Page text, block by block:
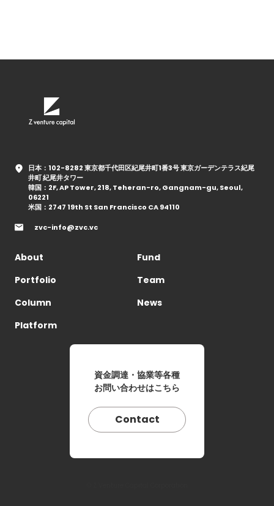
日本：102-8282 東京都千代田区紀尾井町1番3号 東京ガーデンテラス紀尾
井町 紀尾井タワー
韓国：2F, AP Tower, 218, Teheran-ro, Gangnam-gu, Seoul,
06221
米国：2747 19th St San Francisco CA 94110
zvc-info@zvc.vc
About
Fund
Portfolio
Team
Column
News
Platform
資金調達・協業等各種
お問い合わせはこちら
Contact